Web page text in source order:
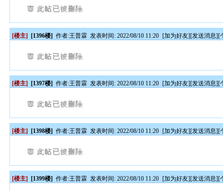
[楼主] [1396楼] 作者:王普霖 发表时间: 2022/08/10 11:20 [加为好友][发送消息][
[楼主] [1397楼] 作者:王普霖 发表时间: 2022/08/10 11:20 [加为好友][发送消息][
[楼主] [1398楼] 作者:王普霖 发表时间: 2022/08/10 11:20 [加为好友][发送消息][
[楼主] [1399楼] 作者:王普霖 发表时间: 2022/08/10 11:20 [加为好友][发送消息][